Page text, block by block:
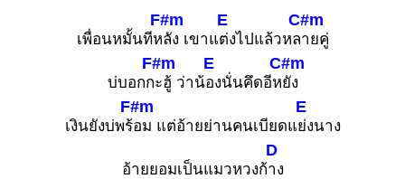
เพื่อนหมั้นทีห
F#m
ลัง เขาแ
E
ต่งไปแล้วหล
C#m
ายคู่
บ่บอกก
F#m
ะฮู้ ว่าน้
E
องนั่นคึดอีห
C#m
ยัง
เงินยังบ่พร้
F#m
อม แต่อ้ายย่านคนเบียดแ
E
ย่งนาง
อ้ายยอมเป็นแมวหวงก้
D
าง